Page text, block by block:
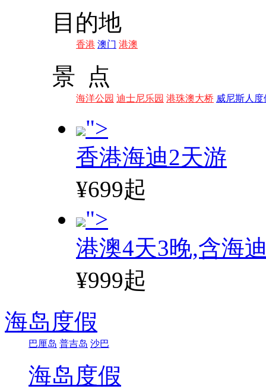
目的地
香港 澳门 港澳
景 点
海洋公园 迪士尼乐园 港珠澳大桥 威尼斯人度
">
香港海迪2天游
¥699起
">
港澳4天3晚,含海
¥999起
海岛度假
巴厘岛 普吉岛 沙巴
海岛度假